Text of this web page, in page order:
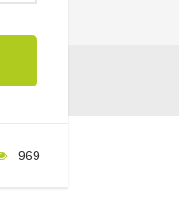
969